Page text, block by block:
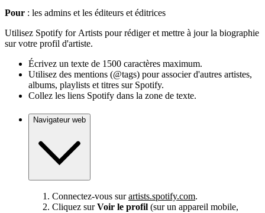
Pour : les admins et les éditeurs et éditrices
Utilisez Spotify for Artists pour rédiger et mettre à jour la biographie
sur votre profil d'artiste.
Écrivez un texte de 1500 caractères maximum.
Utilisez des mentions (@tags) pour associer d'autres artistes,
albums, playlists et titres sur Spotify.
Collez les liens Spotify dans la zone de texte.
Navigateur web
Connectez-vous surartists.spotify.com.
Cliquez surVoir le profil (sur un appareil mobile,